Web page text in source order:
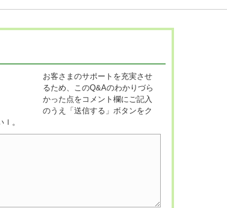
お客さまのサポートを充実させ
るため、このQ&Aのわかりづら
かった点をコメント欄にご記入
のうえ「送信する」ボタンをク
。